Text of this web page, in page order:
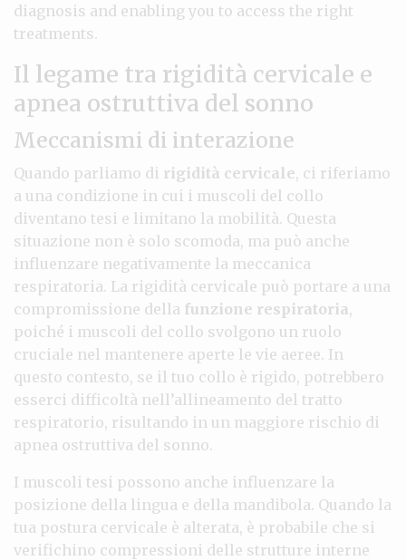
diagnosis and enabling you to access the right
treatments.
Il legame tra rigidità cervicale e
apnea ostruttiva del sonno
Meccanismi di interazione
Quando parliamo di rigidità cervicale, ci riferiamo
a una condizione in cui i muscoli del collo
diventano tesi e limitano la mobilità. Questa
situazione non è solo scomoda, ma può anche
influenzare negativamente la meccanica
respiratoria. La rigidità cervicale può portare a una
compromissione della funzione respiratoria,
poiché i muscoli del collo svolgono un ruolo
cruciale nel mantenere aperte le vie aeree. In
questo contesto, se il tuo collo è rigido, potrebbero
esserci difficoltà nell’allineamento del tratto
respiratorio, risultando in un maggiore rischio di
apnea ostruttiva del sonno.
I muscoli tesi possono anche influenzare la
posizione della lingua e della mandibola. Quando la
tua postura cervicale è alterata, è probabile che si
verifichino compressioni delle strutture interne